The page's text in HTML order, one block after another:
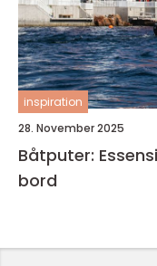
inspiration
28. November 2025
Båtputer:
bord